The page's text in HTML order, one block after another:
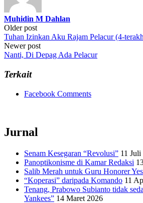
Muhidin M Dahlan
Post
navigation
Older post
Tuhan Izinkan Aku Rajam Pelacur (4-
Newer post
Nanti, Di Depag Ada Pelacur
Terkait
Facebook Comments
Jurnal
Senam Kesegaran “Revolusi” 11
Panoptikonisme di Kamar Redaksi
Salib Merah untuk Guru Honorer
“Koperasi” daripada Komando 11
Tenang, Prabowo Subianto tidak
Yankees” 14 Maret 2026